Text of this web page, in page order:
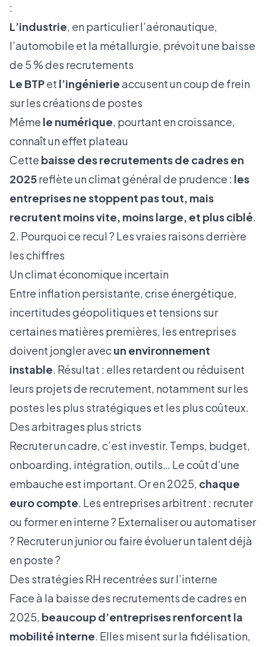
:
L’industrie, en particulier l’aéronautique,
l’automobile et la métallurgie, prévoit une baisse
de 5 % des recrutements
Le BTPet l’ingénierieaccusent un coup de frein
sur les créations de postes
Même le numérique, pourtant en croissance,
connaît un effet plateau
Cette baisse des recrutements de cadres en
2025reflète un climat général de prudence : les
entreprises ne stoppent pas tout, mais
recrutent moins vite, moins large, et plus ciblé.
2. Pourquoi ce recul ? Les vraies raisons derrière
les chiffres
Un climat économique incertain
Entre inflation persistante, crise énergétique,
incertitudes géopolitiques et tensions sur
certaines matières premières, les entreprises
doivent jongler avecun environnement
instable. Résultat : elles retardent ou réduisent
leurs projets de recrutement, notamment sur les
postes les plus stratégiques et les plus coûteux.
Des arbitrages plus stricts
Recruter un cadre, c’est investir. Temps, budget,
onboarding, intégration, outils… Le coût d’une
embauche est important. Or en 2025, chaque
euro compte. Les entreprises arbitrent : recruter
ou former en interne ? Externaliser ou automatiser
? Recruter un junior ou faire évoluer un talent déjà
en poste ?
Des stratégies RH recentrées sur l’interne
Face à la baisse des recrutements de cadres en
2025, beaucoup d’entreprises renforcent la
mobilité interne. Elles misent sur la fidélisation,